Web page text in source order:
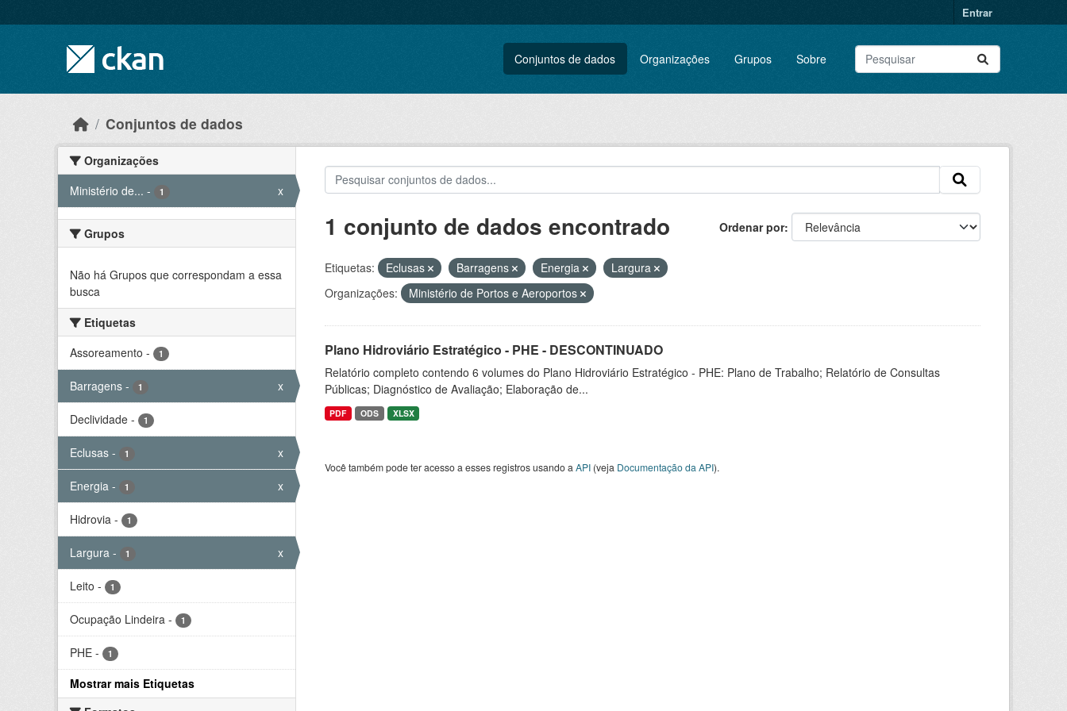
Entrar
Conjuntos de dados Organizações Grupos Sobre
Conjuntos de dados
Organizações
Ministério de... - 1 x
Grupos
Não há Grupos que correspondam a essa
busca
Etiquetas
Assoreamento - 1
Barragens - 1 x
Declividade - 1
Eclusas - 1 x
Energia - 1 x
Hidrovia - 1
Largura - 1 x
Leito - 1
Ocupação Lindeira - 1
PHE - 1
Mostrar mais Etiquetas
Ordenar por
1 conjunto de dados encontrado
Etiquetas: Eclusas Barragens Energia
Largura
Organizações:
Ministério de Portos e Aeroportos
Plano Hidroviário Estratégico - PHE - DESCONTINUADO
Relatório completo contendo 6 volumes do Plano Hidroviário Estratégico - PHE: Plano de Trabalho; Relatório de Consultas
Públicas; Diagnóstico de Avaliação; Elaboração de...
PDF ODS XLSX
Você também pode ter acesso a esses registros usando a API(veja Documentação da API).